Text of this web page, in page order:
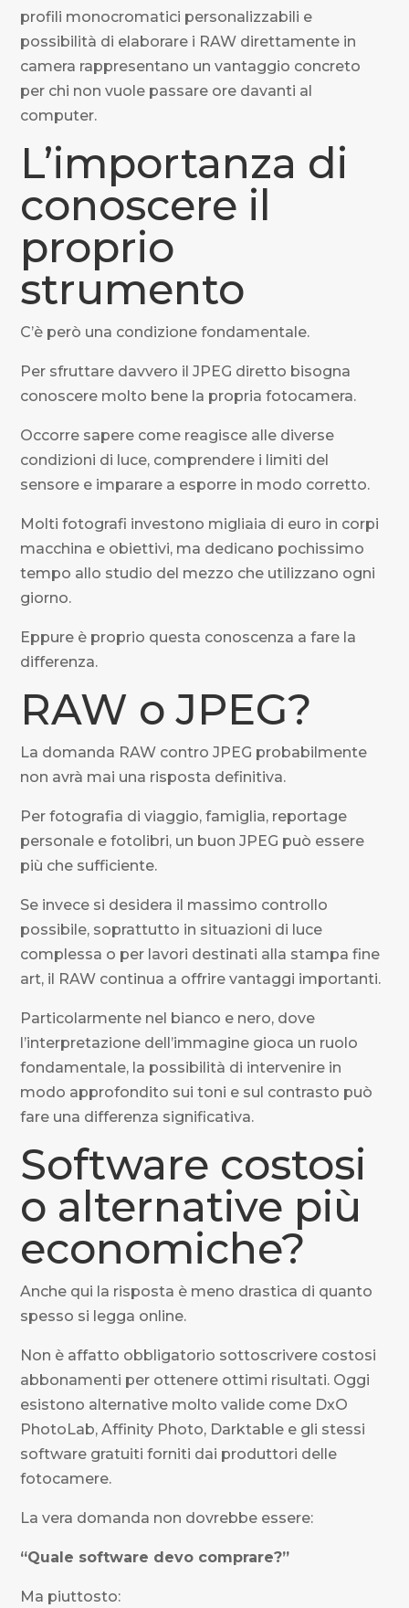
profili monocromatici personalizzabili e
possibilità di elaborare i RAW direttamente in
camera rappresentano un vantaggio concreto
per chi non vuole passare ore davanti al
computer.
L’importanza di
conoscere il
proprio
strumento
C’è però una condizione fondamentale.
Per sfruttare davvero il JPEG diretto bisogna
conoscere molto bene la propria fotocamera.
Occorre sapere come reagisce alle diverse
condizioni di luce, comprendere i limiti del
sensore e imparare a esporre in modo corretto.
Molti fotografi investono migliaia di euro in corpi
macchina e obiettivi, ma dedicano pochissimo
tempo allo studio del mezzo che utilizzano ogni
giorno.
Eppure è proprio questa conoscenza a fare la
differenza.
RAW o JPEG?
La domanda RAW contro JPEG probabilmente
non avrà mai una risposta definitiva.
Per fotografia di viaggio, famiglia, reportage
personale e fotolibri, un buon JPEG può essere
più che sufficiente.
Se invece si desidera il massimo controllo
possibile, soprattutto in situazioni di luce
complessa o per lavori destinati alla stampa fine
art, il RAW continua a offrire vantaggi importanti.
Particolarmente nel bianco e nero, dove
l’interpretazione dell’immagine gioca un ruolo
fondamentale, la possibilità di intervenire in
modo approfondito sui toni e sul contrasto può
fare una differenza significativa.
Software costosi
o alternative più
economiche?
Anche qui la risposta è meno drastica di quanto
spesso si legga online.
Non è affatto obbligatorio sottoscrivere costosi
abbonamenti per ottenere ottimi risultati. Oggi
esistono alternative molto valide come DxO
PhotoLab, Affinity Photo, Darktable e gli stessi
software gratuiti forniti dai produttori delle
fotocamere.
La vera domanda non dovrebbe essere:
“Quale software devo comprare?”
Ma piuttosto: